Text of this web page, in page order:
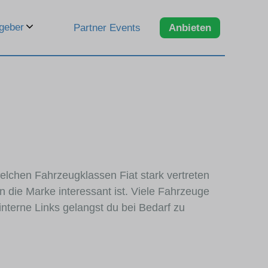
Partner Events Anbieten
Fahrzeugklassen Fiat stark vertreten
die Marke interessant ist. Viele Fahrzeuge
Links gelangst du bei Bedarf zu